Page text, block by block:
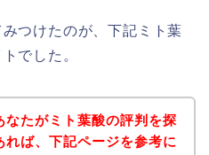
つけたのが、下記ミト葉
でした。
なたがミト葉酸の評判を探
れば、下記ページを参考に